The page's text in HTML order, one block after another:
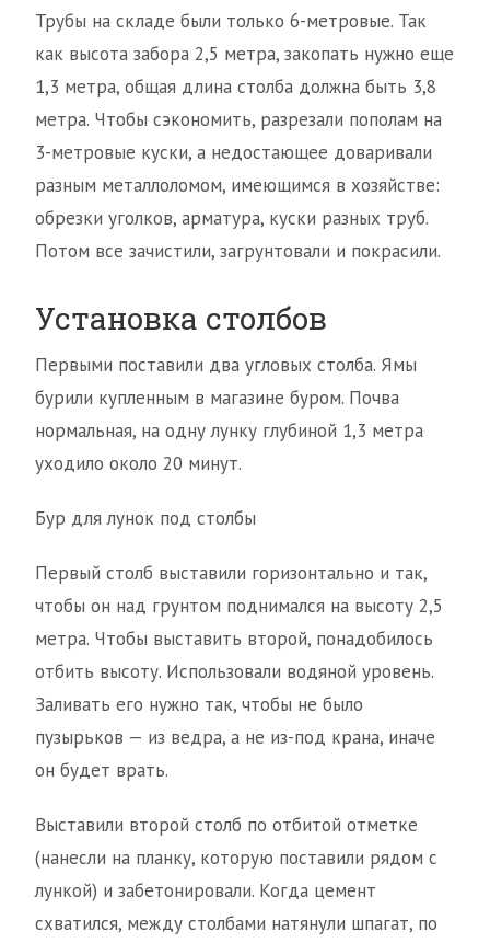
Трубы на складе были только 6-метровые. Так
как высота забора 2,5 метра, закопать нужно еще
1,3 метра, общая длина столба должна быть 3,8
метра. Чтобы сэкономить, разрезали пополам на
3-метровые куски, а недостающее доваривали
разным металлоломом, имеющимся в хозяйстве:
обрезки уголков, арматура, куски разных труб.
Потом все зачистили, загрунтовали и покрасили.
Установка столбов
Первыми поставили два угловых столба. Ямы
бурили купленным в магазине буром. Почва
нормальная, на одну лунку глубиной 1,3 метра
уходило около 20 минут.
Бур для лунок под столбы
Первый столб выставили горизонтально и так,
чтобы он над грунтом поднимался на высоту 2,5
метра. Чтобы выставить второй, понадобилось
отбить высоту. Использовали водяной уровень.
Заливать его нужно так, чтобы не было
пузырьков — из ведра, а не из-под крана, иначе
он будет врать.
Выставили второй столб по отбитой отметке
(нанесли на планку, которую поставили рядом с
лункой) и забетонировали. Когда цемент
схватился, между столбами натянули шпагат, по